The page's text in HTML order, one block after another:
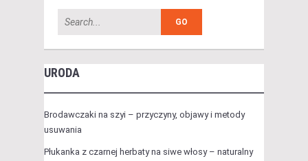
URODA
Brodawczaki na szyi – przyczyny, objawy i metody
usuwania
Płukanka z czarnej herbaty na siwe włosy – naturalny